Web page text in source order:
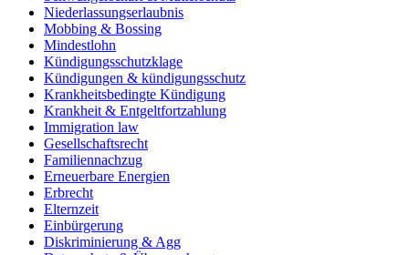
Niederlassungserlaubnis
Mobbing & Bossing
Mindestlohn
Kündigungsschutzklage
Kündigungen & kündigungsschutz
Krankheitsbedingte Kündigung
Krankheit & Entgeltfortzahlung
Immigration law
Gesellschaftsrecht
Familiennachzug
Erneuerbare Energien
Erbrecht
Elternzeit
Einbürgerung
Diskriminierung & Agg